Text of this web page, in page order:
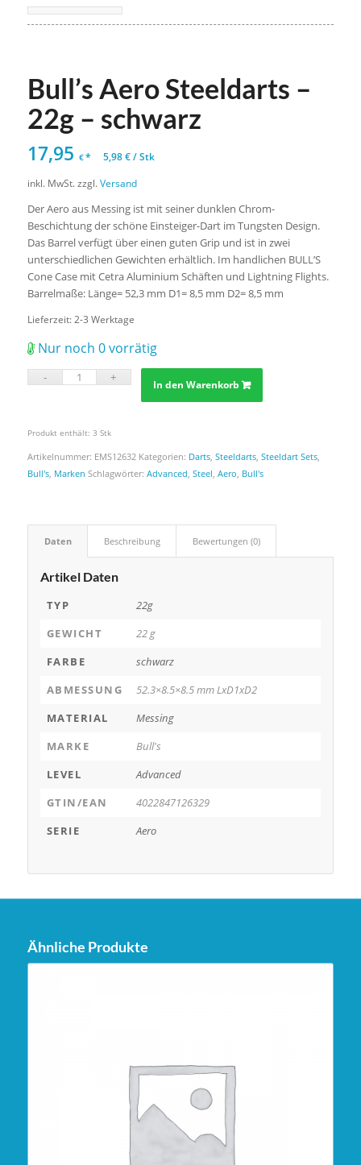
Bull’s Aero Steeldarts –
22g – schwarz
17,95 €* 5,98€/Stk
inkl. MwSt. zzgl. Versand
Der Aero aus Messing ist mit seiner dunklen Chrom-
Beschichtung der schöne Einsteiger-Dart im Tungsten Design.
Das Barrel verfügt über einen guten Grip und ist in zwei
unterschiedlichen Gewichten erhältlich. Im handlichen BULL’S
Cone Case mit Cetra Aluminium Schäften und Lightning Flights.
Barrelmaße: Länge= 52,3 mm D1= 8,5 mm D2= 8,5 mm
Lieferzeit: 2-3 Werktage
Nur noch 0 vorrätig
In den Warenkorb
Produkt enthält: 3 Stk
Artikelnummer: EMS12632 Kategorien: Darts, Steeldarts, Steeldart Sets,
Bull's, Marken Schlagwörter: Advanced Steel Aero Bull's
Daten Beschreibung Bewertungen (0)
Artikel Daten
TYP
22g
GEWICHT
22 g
FARBE
schwarz
ABMESSUNG
52.3×8.5×8.5 mm LxD1xD2
MATERIAL
Messing
MARKE
Bull's
LEVEL
Advanced
GTIN/EAN
4022847126329
SERIE
Aero
Ähnliche Produkte